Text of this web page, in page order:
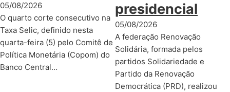
05/08/2026
O quarto corte consecutivo na
Taxa Selic, definido nesta
quarta-feira (5) pelo Comitê de
Política Monetária (Copom) do
Banco Central…
presidencial
05/08/2026
A federação Renovação
Solidária, formada pelos
partidos Solidariedade e
Partido da Renovação
Democrática (PRD), realizou